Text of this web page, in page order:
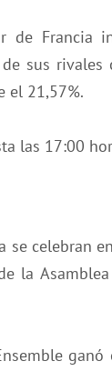
de Francia
sus
el 21,57%.
las 17:00
se celebran
la